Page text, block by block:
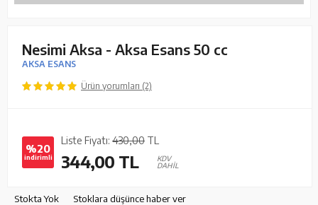
Nesimi Aksa - Aksa Esans 50 cc
AKSA ESANS
Ürün yorumları (2)
%20
indirimli
Liste Fiyatı: 430,00 TL
344,00 TL
KDV
DAHİL
Stokta Yok Stoklara düşünce haber ver